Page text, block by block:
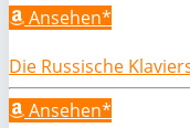
Ansehen*
Die Russische
Ansehen*